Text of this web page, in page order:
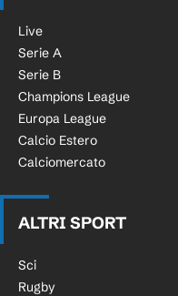
Live
Serie A
Serie B
Champions League
Europa League
Calcio Estero
Calciomercato
ALTRI SPORT
Sci
Rugby